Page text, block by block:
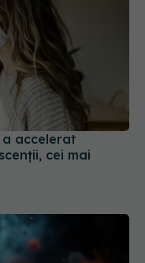
a accelerat
cei mai